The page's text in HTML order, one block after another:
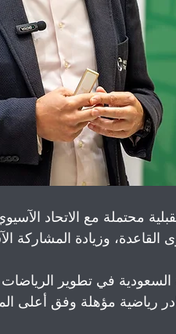
مع الاتحاد الآسيوي
وزيادة المشاركة
السعودية في تطوير الرياضات
رياضية مؤهلة وفق أعلى